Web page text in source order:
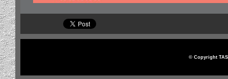
© Copyright